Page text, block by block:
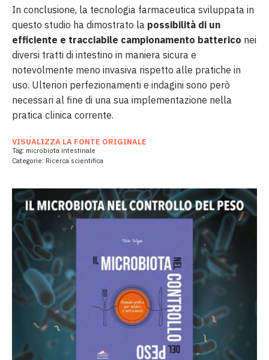
In conclusione, la tecnologia farmaceutica sviluppata in
questo studio ha dimostrato la possibilità di un
efficiente e tracciabile campionamento batterico nei
diversi tratti di intestino in maniera sicura e
notevolmente meno invasiva rispetto alle pratiche in
uso. Ulteriori perfezionamenti e indagini sono però
necessari al fine di una sua implementazione nella
pratica clinica corrente.
VISUALIZZA LA FONTE ORIGINALE
Tag: microbiota intestinale
Categorie: Ricerca scientifica